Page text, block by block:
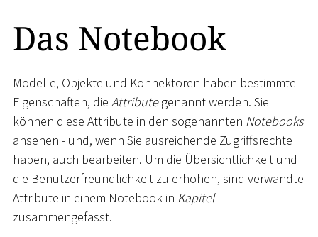
Das Notebook
Modelle, Objekte und Konnektoren haben bestimmte
Eigenschaften, die Attributegenannt werden. Sie
können diese Attribute in den sogenannten Notebooks
ansehen - und, wenn Sie ausreichende Zugriffsrechte
haben, auch bearbeiten. Um die Übersichtlichkeit und
die Benutzerfreundlichkeit zu erhöhen, sind verwandte
Attribute in einem Notebook in Kapitel
zusammengefasst.